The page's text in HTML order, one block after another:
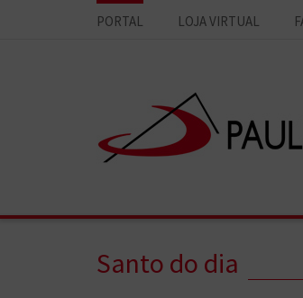
PORTAL LOJA VIRTUAL
Santo do dia